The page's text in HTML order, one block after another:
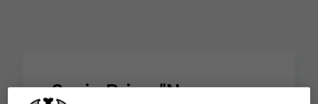
Sonia Prim: "Nos